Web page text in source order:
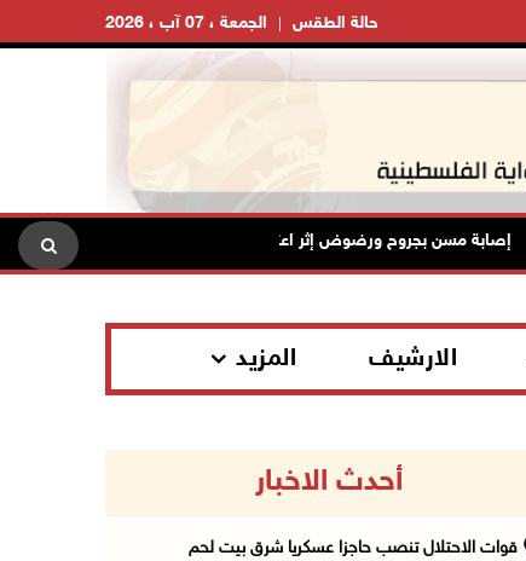
الجمعة ، 07 آب ، 2026 حالة الطقس
إصابة مسن بجروح ورضوض إثر اعتداء جيش الاحتلال عليه في ترمسعيا
الارشيف المزيد
أحدث الاخبار
قوات الاحتلال تنصب حاجزا عسكريا شرق بيت لحم